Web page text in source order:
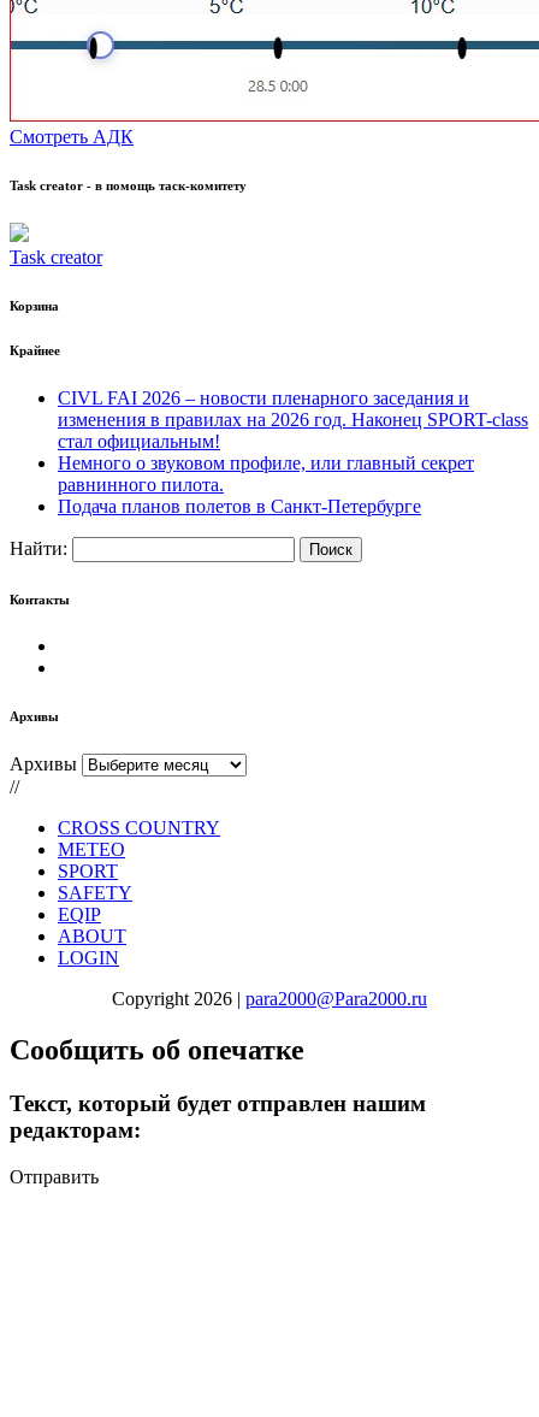
Смотреть АДК
Task creator - в помощь таск-комитету
Task creator
Корзина
Крайнее
CIVL FAI 2026 – новости пленарного заседания и
изменения в правилах на 2026 год. Наконец SPORT-class
стал официальным!
Немного о звуковом профиле, или главный секрет
равнинного пилота.
Подача планов полетов в Санкт-Петербурге
Найти:
Контакты
Архивы
Архивы
//
CROSS COUNTRY
METEO
SPORT
SAFETY
EQIP
ABOUT
LOGIN
Copyright 2026 | para2000@Para2000.ru
Сообщить об опечатке
Текст, который будет отправлен нашим
редакторам:
Отправить